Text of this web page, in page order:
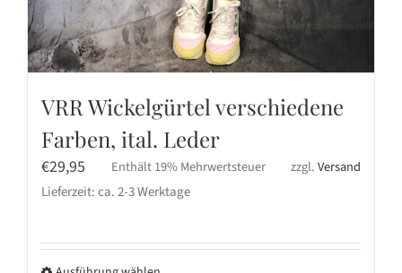
VRR Wickelgürtel verschiedene
Farben, ital. Leder
€29,95 Enthält 19% Mehrwertsteuer zzgl.Versand
Lieferzeit: ca. 2-3 Werktage